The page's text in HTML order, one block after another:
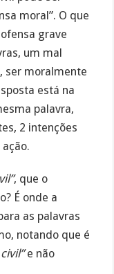
moral”. O que
grave
um mal
ser moralmente
está na
palavra,
2 intenções
, que o
É onde a
as palavras
notando que é
e não